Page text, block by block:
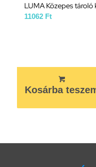
LUMA Közepes tároló
11062 Ft
Kosárba